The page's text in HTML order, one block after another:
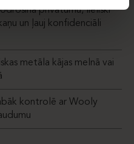
privātumu, lieliski
un ļauj konfidenciāli
metāla kājas melnā vai
kontrolē ar Wooly